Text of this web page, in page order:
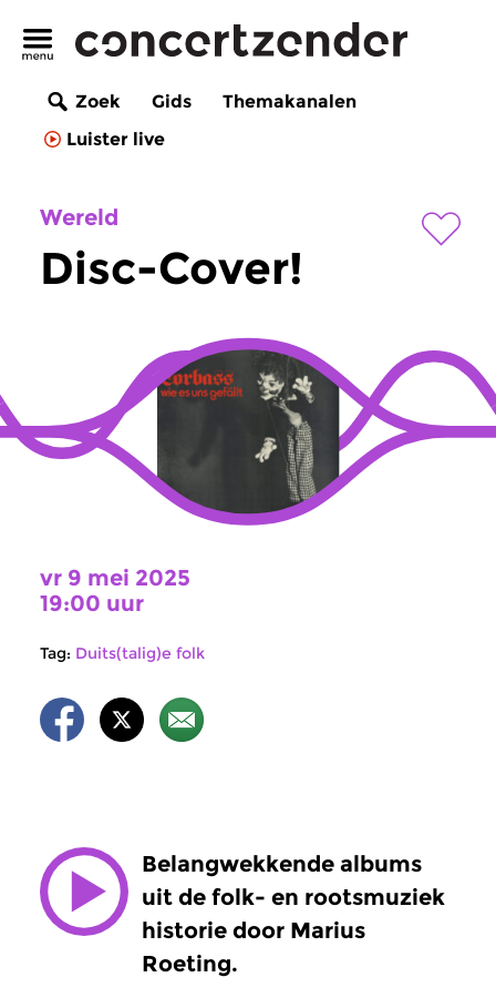
Zoek Gids
Themakanalen
Luister live
Wereld
Disc-Cover!
vr 9 mei 2025
19:00 uur
Tag: Duits(talig)e folk
Belangwekkende albums
uit de folk- en rootsmuziek
historie door Marius
Roeting.